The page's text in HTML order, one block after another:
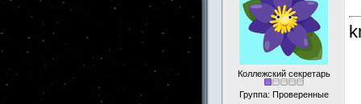
Коллежский секретарь
Группа: Проверенные